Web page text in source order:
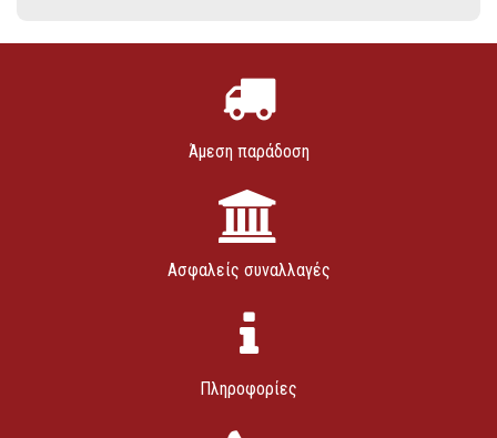
Άμεση παράδοση
Ασφαλείς συναλλαγές
Πληροφορίες